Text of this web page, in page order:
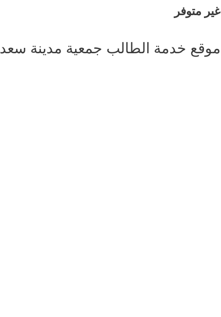
غير متوفر
موقع خدمة الطالب جمعية مدينة سعد